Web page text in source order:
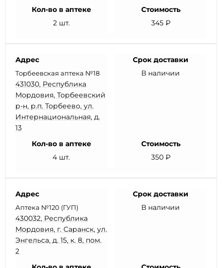
Кол-во в аптеке
2 шт.
Стоимость
345 ₽
Адрес
Торбеевская аптека №18
431030, Республика
Мордовия, Торбеевский
р-н, р.п. Торбеево, ул.
Интернациональная, д.
13
Срок доставки
В наличии
Кол-во в аптеке
4 шт.
Стоимость
350 ₽
Адрес
Аптека №120 (ГУП)
430032, Республика
Мордовия, г. Саранск, ул.
Энгельса, д. 15, к. 8, пом.
2
Срок доставки
В наличии